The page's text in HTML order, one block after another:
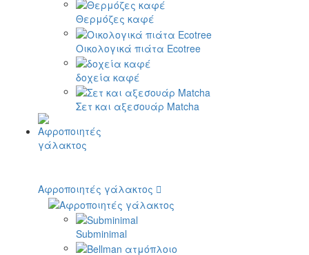
Θερμόζες καφέ
Οικολογικά πιάτα Ecotree
δοχεία καφέ
Σετ και αξεσουάρ Matcha
Αφροποιητές γάλακτος
Subminimal